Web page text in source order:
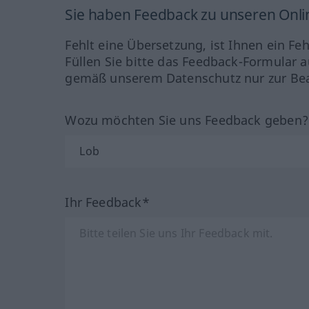
Sie haben Feedback zu unseren
Fehlt eine Übersetzung, ist Ihnen ein
Füllen Sie bitte das Feedback-Formular
gemäß unserem Datenschutz nur zur
Wozu möchten Sie uns Feedback
Ihr Feedback*